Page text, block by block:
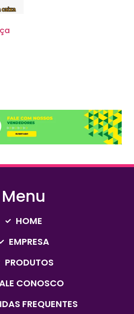
Menu
HOME
EMPRESA
PRODUTOS
CONOSCO
FREQUENTES